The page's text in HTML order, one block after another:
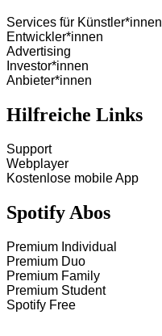
Services für Künstler*innen
Entwickler*innen
Advertising
Investor*innen
Anbieter*innen
Hilfreiche Links
Support
Webplayer
Kostenlose mobile App
Spotify Abos
Premium Individual
Premium Duo
Premium Family
Premium Student
Spotify Free